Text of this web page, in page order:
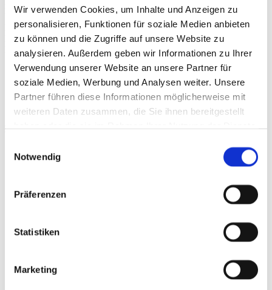
Wir verwenden Cookies, um Inhalte und Anzeigen zu
personalisieren, Funktionen für soziale Medien anbieten
zu können und die Zugriffe auf unsere Website zu
analysieren. Außerdem geben wir Informationen zu Ihrer
Verwendung unserer Website an unsere Partner für
soziale Medien, Werbung und Analysen weiter. Unsere
Partner führen diese Informationen möglicherweise mit
weiteren Daten zusammen, die Sie ihnen bereitgestellt
Notwendig
Präferenzen
Statistiken
Marketing
ist Facharzt für Chirurgie und Viszeralchirurgie in eigener Praxis für
Viszeral- und Hernienchirurgie in Cottbus. Er ist seit 2003
Mannschaftsarzt des FC Energie Cottbus und außerdem
kooperierender Arzt des Olympiastützpunktes Cottbus sowie des
DEL2 Teams der Lausitzer Füchse.
Beiträge